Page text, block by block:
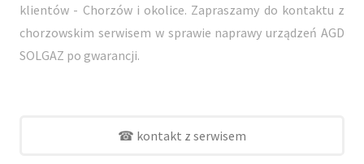
klientów - Chorzów i okolice. Zapraszamy do kontaktu z
chorzowskim serwisem w sprawie naprawy urządzeń AGD
SOLGAZ po gwarancji.
☎ kontakt z serwisem